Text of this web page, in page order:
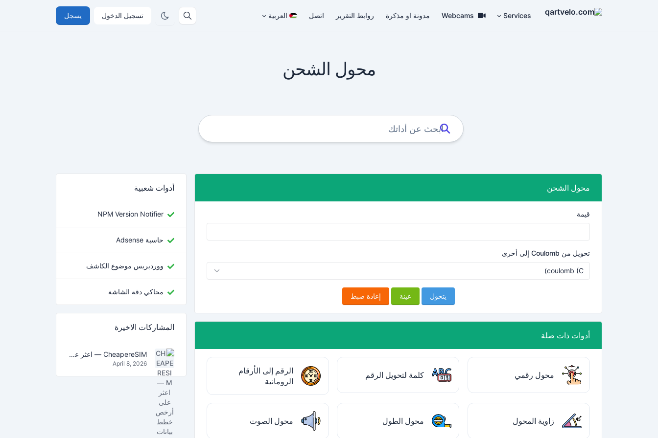
تسجيل الدخول يسجل Services
Webcams مدونة او مذكرة روابط التقرير اتصل العربية
محول الشحن
محول الشحن
قيمة
تحويل من Coulomb إلى أخرى
يتحول عينة إعادة ضبط
أدوات ذات صلة
محول رقمي كلمة لتحويل الرقم
الرقم إلى الأرقام
الرومانية
زاوية المحول محول الطول محول الصوت
أدوات شعبية
NPM Version Notifier
حاسبة Adsense
ووردبريس موضوع الكاشف
محاكي دقة الشاشة
المشاركات الاخيرة
CheapereSIM — اعثر على أرخص خطط بيانات eSIM للسفر في 2026
April 8, 2026